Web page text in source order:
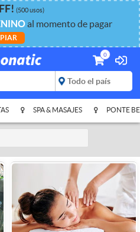
! (500 usos)
al momento de pagar
0
SPA & MASAJES PONTE